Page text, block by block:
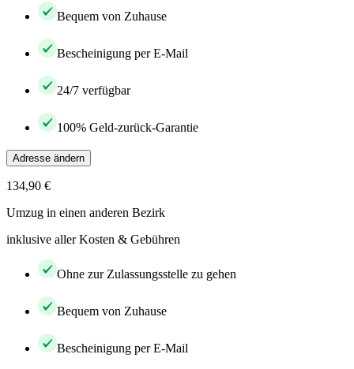
Bequem von Zuhause
Bescheinigung per E-Mail
24/7 verfügbar
100% Geld-zurück-Garantie
Adresse ändern
134,90 €
Umzug in einen anderen Bezirk
inklusive aller Kosten & Gebühren
Ohne zur Zulassungsstelle zu gehen
Bequem von Zuhause
Bescheinigung per E-Mail